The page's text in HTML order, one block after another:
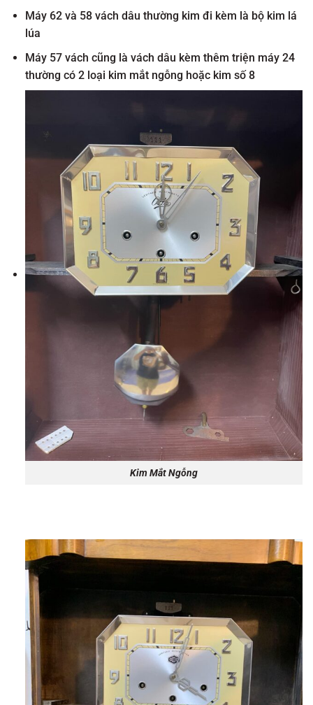
Máy 62 và 58 vách dâu thường kim đi kèm là bộ kim lá
lúa
Máy 57 vách cũng là vách dâu kèm thêm triện máy 24
thường có 2 loại kim mắt ngỗng hoặc kim số 8
Kim Mắt Ngỗng